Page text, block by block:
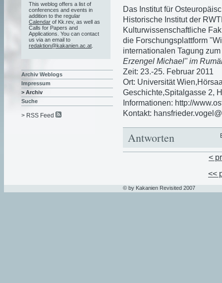
Das Institut für
Historische Institut der
Kulturwissenschaftliche
die Forschungsplattform
internationalen Tagung
Erzengel Michael" im
Zeit: 23.-25. Februar 2011
Ort: Universität
Geschichte,Spitalgasse 2,
Informationen: http://
Kontakt:
Antworten
<
<<
This weblog offers a list of
conferences and events in
addition to the regular
Calendar of Kk.rev, as well as
Calls for Papers and
Applications. You can contact
us via an email to
redaktion@kakanien.ac.at
Archiv Weblogs
Impressum
> Archiv
Suche
> RSS Feed
© by Kakanien Revisited 2007